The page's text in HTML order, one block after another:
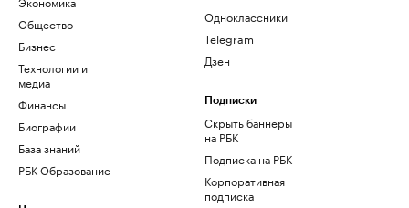
Общество
Бизнес
Технологии и
медиа
Финансы
Биографии
База знаний
РБК Образование
Одноклассники
Telegram
Дзен
Подписки
Скрыть баннеры
на РБК
Подписка на РБК
Корпоративная
подписка